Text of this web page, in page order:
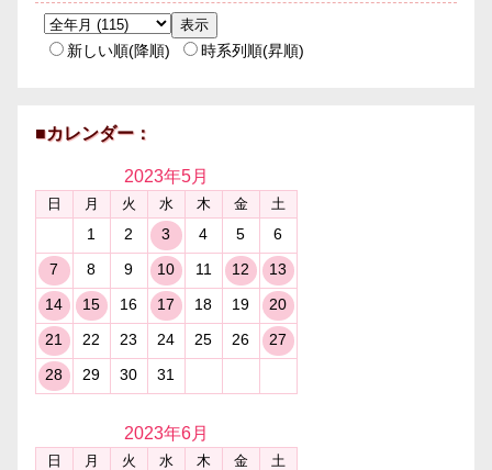
新しい順(降順) 時系列順(昇順)
■カレンダー：
2023年5月
日 月 火 水 木 金 土
1 2 3 4 5
6
7
8 9 10 11 12
13
14
15 16 17 18 19
20
21
22 23 24 25 26
27
28
29 30 31
2023年6月
日 月 火 水 木 金 土